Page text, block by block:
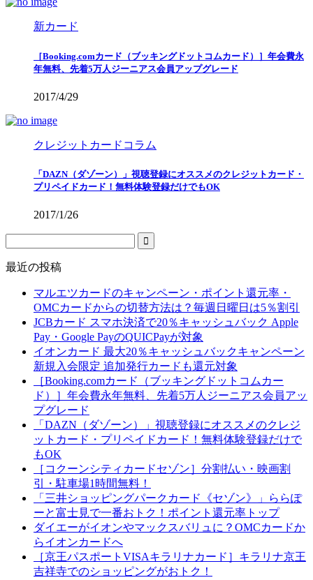
新カード
［Booking.comカード（ブッキングドットコムカード）］年会費永
年無料、先着5万人ジーニアス会員アップグレード
2017/4/29
クレジットカードコラム
「DAZN（ダゾーン）」視聴登録にオススメのクレジットカード・
プリペイドカード！無料体験登録だけでもOK
2017/1/26
最近の投稿
マルエツカードのキャンペーン・ポイント還元率・
OMCカードからの切替方法は？毎週日曜日は5％割引
JCBカード スマホ決済で20％キャッシュバック Apple
Pay・Google PayのQUICPayが対象
イオンカード 最大20％キャッシュバックキャンペーン
新規入会限定 追加発行カードも還元対象
［Booking.comカード（ブッキングドットコムカー
ド）］年会費永年無料、先着5万人ジーニアス会員アッ
プグレード
「DAZN（ダゾーン）」視聴登録にオススメのクレジ
ットカード・プリペイドカード！無料体験登録だけで
もOK
［コクーンシティカードセゾン］分割払い・映画割
引・駐車場1時間無料！
「三井ショッピングパークカード《セゾン》」ららぽ
ーと富士見で一番おトク！ポイント還元率トップ
ダイエーがイオンやマックスバリュに？OMCカードか
らイオンカードへ
［京王パスポートVISAキラリナカード］キラリナ京王
吉祥寺でのショッピングがおトク！